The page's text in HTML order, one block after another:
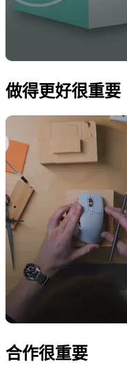
做得更好很重要
合作很重要